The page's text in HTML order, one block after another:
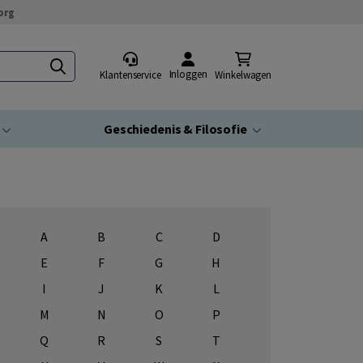
Klantenservice Inloggen Winkelwagen
Geschiedenis & Filosofie
A B C
D
E
F G
H
I
J K
L
M
N O
P
Q
R S
T